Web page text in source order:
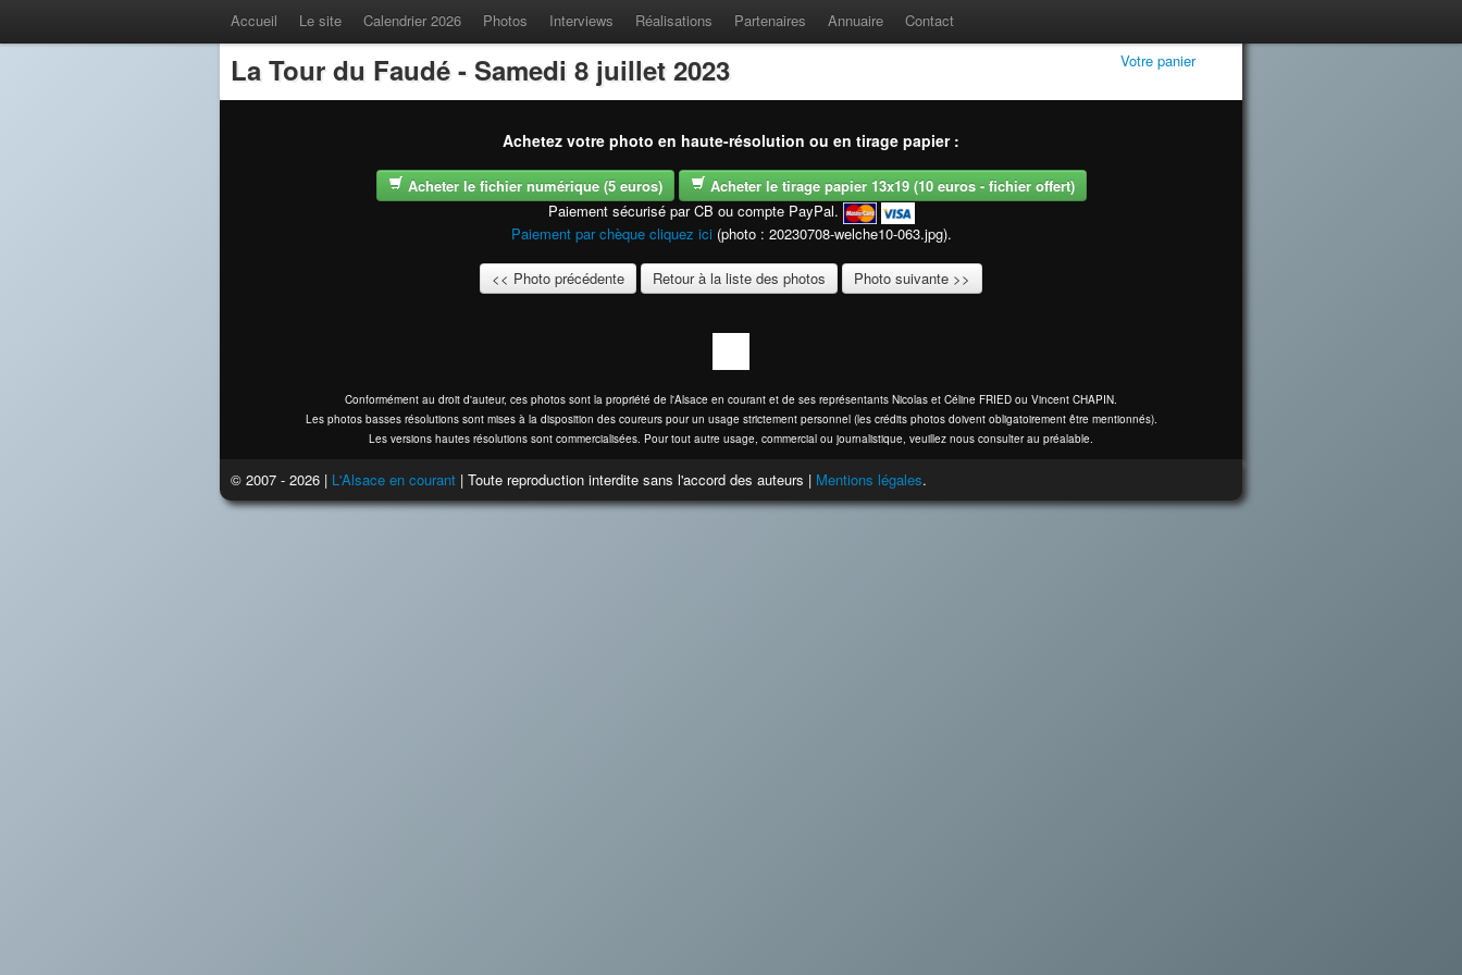
Accueil Le site Calendrier 2026 Photos Interviews Réalisations Partenaires Annuaire Contact
La Tour du Faudé - Samedi 8 juillet 2023 Votre panier
Achetez votre photo en haute-résolution ou en tirage papier :
Acheter le fichier numérique (5 euros)
Acheter le tirage papier 13x19 (10 euros - fichier offert)
Paiement sécurisé par CB ou compte PayPal.
Paiement par chèque cliquez ici (photo : 20230708-welche10-063.jpg).
<< Photo précédente Retour à la liste des photos Photo suivante >>
Conformément au droit d'auteur, ces photos sont la propriété de l'Alsace en courant et de ses représentants Nicolas et Céline FRIED ou Vincent CHAPIN.
Les photos basses résolutions sont mises à la disposition des coureurs pour un usage strictement personnel (les crédits photos doivent obligatoirement être mentionnés).
Les versions hautes résolutions sont commercialisées. Pour tout autre usage, commercial ou journalistique, veuillez nous consulter au préalable.
© 2007 - 2026 | L'Alsace en courant | Toute reproduction interdite sans l'accord des auteurs | Mentions légales.